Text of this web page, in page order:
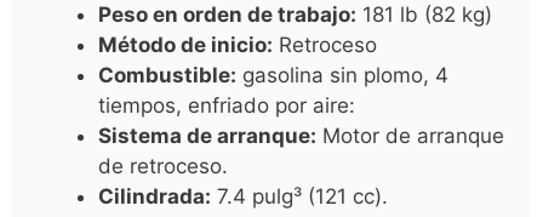
Peso en orden de trabajo: 181 lb (82 kg)
Método de inicio: Retroceso
Combustible: gasolina sin plomo, 4
tiempos, enfriado por aire:
Sistema de arranque: Motor de arranque
de retroceso.
Cilindrada: 7.4 pulg³ (121 cc).